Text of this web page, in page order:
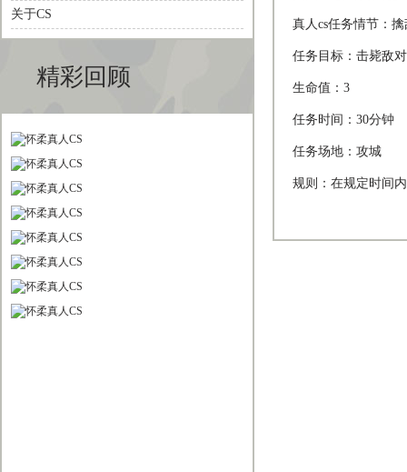
关于CS
精彩回顾
真人cs任务情节：
任务目标：击毙敌
生命值：3
任务时间：30分钟
任务场地：攻城
规则：在规定时间